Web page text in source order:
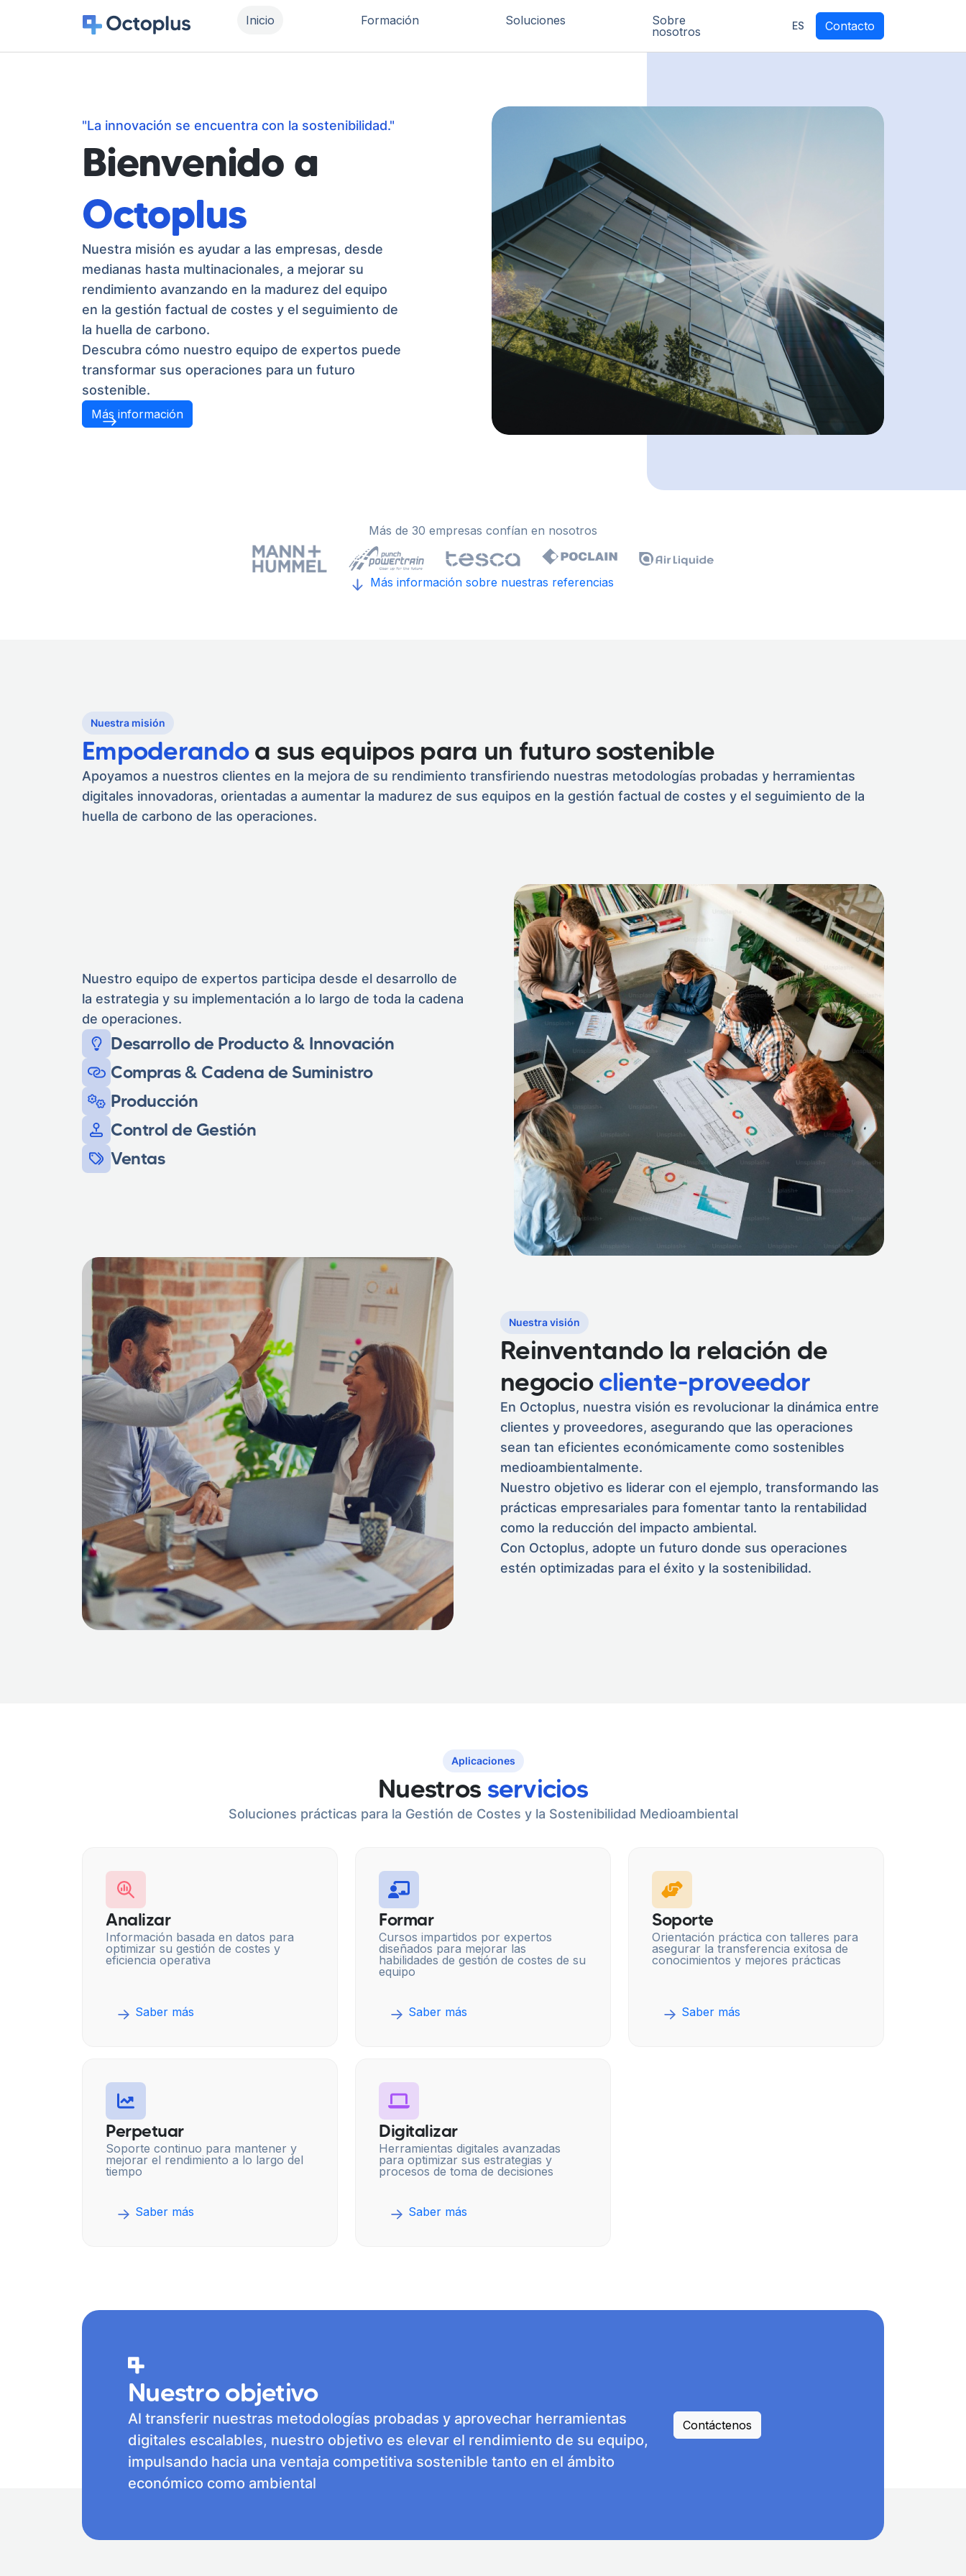
Inicio Formación Soluciones
Sobre
nosotros
ES Contacto
"La innovación se encuentra con la sostenibilidad."
Bienvenido a
Octoplus
Nuestra misión es ayudar a las empresas, desde
medianas hasta multinacionales, a mejorar su
rendimiento avanzando en la madurez del equipo
en la gestión factual de costes y el seguimiento de
la huella de carbono.
Descubra cómo nuestro equipo de expertos puede
transformar sus operaciones para un futuro
sostenible.
Más información
Más de 30 empresas confían en nosotros
Más información sobre nuestras referencias
Nuestra misión
Empoderandoa sus equipos para un futuro sostenible
Apoyamos a nuestros clientes en la mejora de su rendimiento transfiriendo nuestras metodologías probadas y herramientas
digitales innovadoras, orientadas a aumentar la madurez de sus equipos en la gestión factual de costes y el seguimiento de la
huella de carbono de las operaciones.
Nuestro equipo de expertos participa desde el desarrollo de
la estrategia y su implementación a lo largo de toda la cadena
de operaciones.
Desarrollo de Producto & Innovación
Compras & Cadena de Suministro
Producción
Control de Gestión
Ventas
Nuestra visión
Reinventando la relación de
negociocliente-proveedor
En Octoplus, nuestra visión es revolucionar la dinámica entre
clientes y proveedores, asegurando que las operaciones
sean tan eficientes económicamente como sostenibles
medioambientalmente.
Nuestro objetivo es liderar con el ejemplo, transformando las
prácticas empresariales para fomentar tanto la rentabilidad
como la reducción del impacto ambiental.
Con Octoplus, adopte un futuro donde sus operaciones
estén optimizadas para el éxito y la sostenibilidad.
Aplicaciones
Nuestros servicios
Soluciones prácticas para la Gestión de Costes y la Sostenibilidad Medioambiental
Analizar
Información basada en datos para
optimizar su gestión de costes y
eficiencia operativa
Saber más
Formar
Cursos impartidos por expertos
diseñados para mejorar las
habilidades de gestión de costes de su
equipo
Saber más
Soporte
Orientación práctica con talleres para
asegurar la transferencia exitosa de
conocimientos y mejores prácticas
Saber más
Perpetuar
Soporte continuo para mantener y
mejorar el rendimiento a lo largo del
tiempo
Saber más
Digitalizar
Herramientas digitales avanzadas
para optimizar sus estrategias y
procesos de toma de decisiones
Saber más
Nuestro objetivo
Al transferir nuestras metodologías probadas y aprovechar herramientas
digitales escalables, nuestro objetivo es elevar el rendimiento de su equipo,
impulsando hacia una ventaja competitiva sostenible tanto en el ámbito
económico como ambiental
Contáctenos